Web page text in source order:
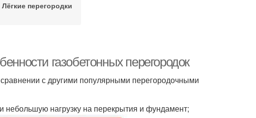
Лёгкие перегородки
газобетонных перегородок
с другими популярными перегородочными
небольшую нагрузку на перекрытия и фундамент;